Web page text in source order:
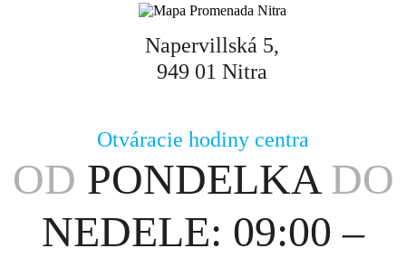
Napervillská 5,
949 01 Nitra
Otváracie hodiny centra
OD PONDELKA DO
NEDELE: 09:00 –